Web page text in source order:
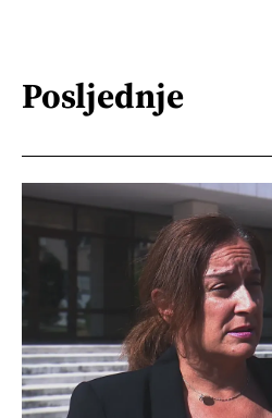
Posljednje